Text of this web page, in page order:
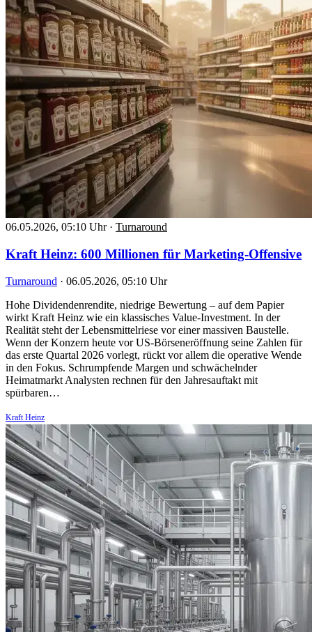
06.05.2026, 05:10 Uhr · Turnaround
Kraft Heinz: 600 Millionen für Marketing-Offensive
Turnaround · 06.05.2026, 05:10 Uhr
Hohe Dividendenrendite, niedrige Bewertung – auf dem Papier
wirkt Kraft Heinz wie ein klassisches Value-Investment. In der
Realität steht der Lebensmittelriese vor einer massiven Baustelle.
Wenn der Konzern heute vor US-Börseneröffnung seine Zahlen für
das erste Quartal 2026 vorlegt, rückt vor allem die operative Wende
in den Fokus. Schrumpfende Margen und schwächelnder
Heimatmarkt Analysten rechnen für den Jahresauftakt mit
spürbaren…
Kraft Heinz